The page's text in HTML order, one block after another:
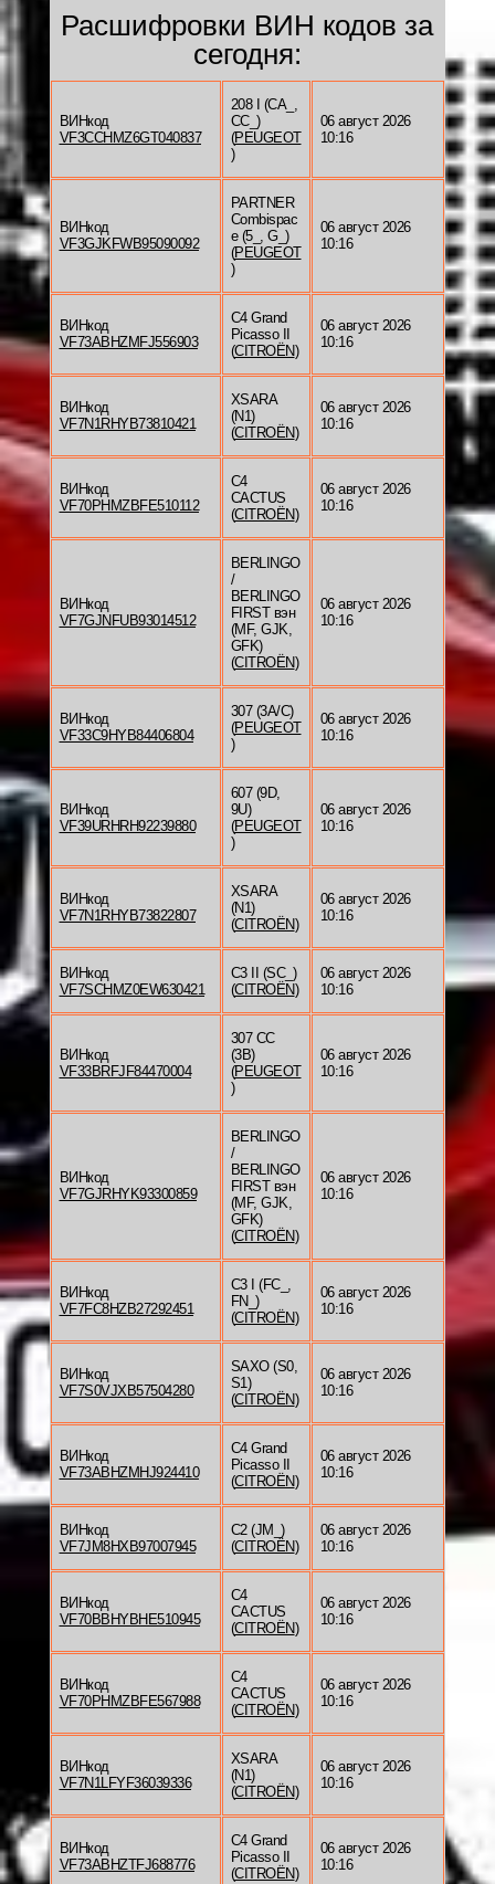
Расшифровки ВИН кодов за
сегодня:
ВИНкод
VF3CCHMZ6GT040837
208 I (CA_,
CC_)
(PEUGEOT
)
06 август 2026
10:16
ВИНкод
VF3GJKFWB95090092
PARTNER
Combispac
e (5_, G_)
(PEUGEOT
)
06 август 2026
10:16
ВИНкод
VF73ABHZMFJ556903
C4 Grand
Picasso II
(CITROËN)
06 август 2026
10:16
ВИНкод
VF7N1RHYB73810421
XSARA
(N1)
(CITROËN)
06 август 2026
10:16
ВИНкод
VF70PHMZBFE510112
C4
CACTUS
(CITROËN)
06 август 2026
10:16
ВИНкод
VF7GJNFUB93014512
BERLINGO
/
BERLINGO
FIRST вэн
(MF, GJK,
GFK)
(CITROËN)
06 август 2026
10:16
ВИНкод
VF33C9HYB84406804
307 (3A/C)
(PEUGEOT
)
06 август 2026
10:16
ВИНкод
VF39URHRH92239880
607 (9D,
9U)
(PEUGEOT
)
06 август 2026
10:16
ВИНкод
VF7N1RHYB73822807
XSARA
(N1)
(CITROËN)
06 август 2026
10:16
ВИНкод
VF7SCHMZ0EW630421
C3 II (SC_)
(CITROËN)
06 август 2026
10:16
ВИНкод
VF33BRFJF84470004
307 CC
(3B)
(PEUGEOT
)
06 август 2026
10:16
ВИНкод
VF7GJRHYK93300859
BERLINGO
/
BERLINGO
FIRST вэн
(MF, GJK,
GFK)
(CITROËN)
06 август 2026
10:16
ВИНкод
VF7FC8HZB27292451
C3 I (FC_,
FN_)
(CITROËN)
06 август 2026
10:16
ВИНкод
VF7S0VJXB57504280
SAXO (S0,
S1)
(CITROËN)
06 август 2026
10:16
ВИНкод
VF73ABHZMHJ924410
C4 Grand
Picasso II
(CITROËN)
06 август 2026
10:16
ВИНкод
VF7JM8HXB97007945
C2 (JM_)
(CITROËN)
06 август 2026
10:16
ВИНкод
VF70BBHYBHE510945
C4
CACTUS
(CITROËN)
06 август 2026
10:16
ВИНкод
VF70PHMZBFE567988
C4
CACTUS
(CITROËN)
06 август 2026
10:16
ВИНкод
VF7N1LFYF36039336
XSARA
(N1)
(CITROËN)
06 август 2026
10:16
ВИНкод
VF73ABHZTFJ688776
C4 Grand
Picasso II
(CITROËN)
06 август 2026
10:16